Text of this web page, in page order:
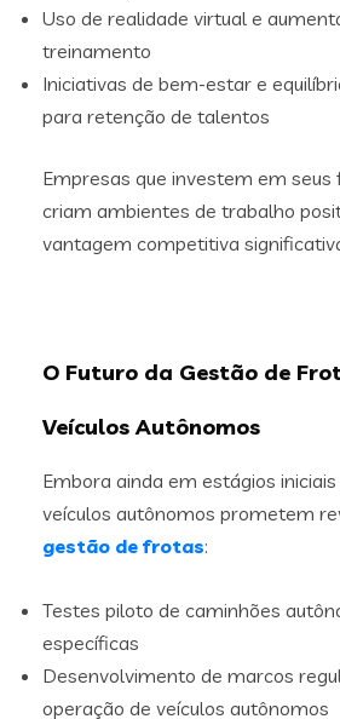
Uso de realidade virtual e
treinamento
Iniciativas de bem-estar e
para retenção de talentos
Empresas que investem em seus
criam ambientes de trabalho
vantagem competitiva
O Futuro da Gestão de
Veículos Autônomos
Embora ainda em estágios
veículos autônomos prometem
gestão de frotas:
Testes piloto de caminhões
específicas
Desenvolvimento de marcos
operação de veículos autônomos